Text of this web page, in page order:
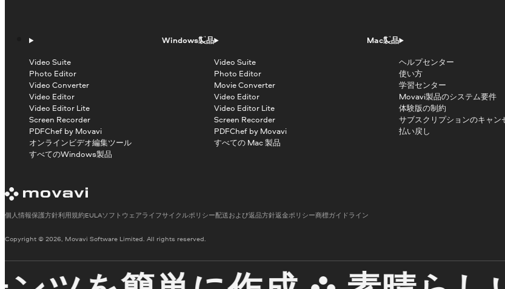
Windows製品
Video Suite
Photo Editor
Video Converter
Video Editor
Video Editor Lite
Screen Recorder
PDFChef by Movavi
オンラインビデオ編集ツール
すべてのWindows製品
Mac製品
Video Suite
Photo Editor
Movie Converter
Video Editor
Video Editor Lite
Screen Recorder
PDFChef by Movavi
すべての Mac 製品
ヘルプセンター
使い方
学習センター
Movavi製品のシステム要件
体験版の制約
サブスクリプションのキャン
払い戻し
Copyright © 2026, Movavi Software Limited. All rights reserved.
個人情報保護方針利用規約EULAソフトウェアライフサイクルポリシー配送および返品方針返金ポリシー商標ガイドライン